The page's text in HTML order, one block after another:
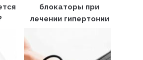
блокаторы при
лечении гипертонии